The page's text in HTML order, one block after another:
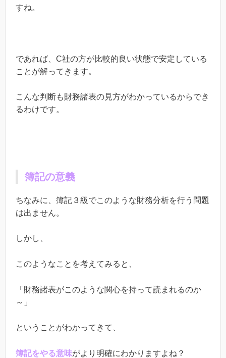
すね。
であれば、 C社の方が比較的良い状態で安定している
ことが解ってきます。
こんな判断も財務諸表の見方がわかっているからでき
るわけです。
簿記の意義
ちなみに、簿記３級でこのような財務分析を行う問題
は出ません。
しかし、
このようなことを考えてみると、
「財務諸表がこのような関心を持って読まれるのか
～」
ということがわかってきて、
簿記をやる意味がより明確にわかりますよね？